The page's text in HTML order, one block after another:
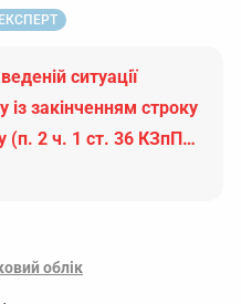
ЕКСПЕРТ
ситуації
із закінченням строку
(п. 2 ч. 1 ст. 36 КЗпП…
облік